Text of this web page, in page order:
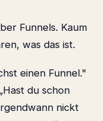
Funnels. Kaum
was das ist.
einen Funnel."
du schon
nickt